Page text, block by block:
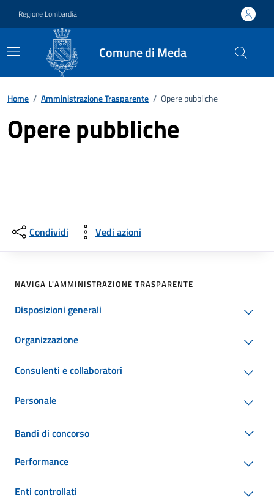
Regione Lombardia
Comune di Meda
Home / Amministrazione Trasparente / Opere pubbliche
Opere pubbliche
Condividi Vedi azioni
NAVIGA L'AMMINISTRAZIONE TRASPARENTE
Disposizioni generali
Organizzazione
Consulenti e collaboratori
Personale
Bandi di concorso
Performance
Enti controllati